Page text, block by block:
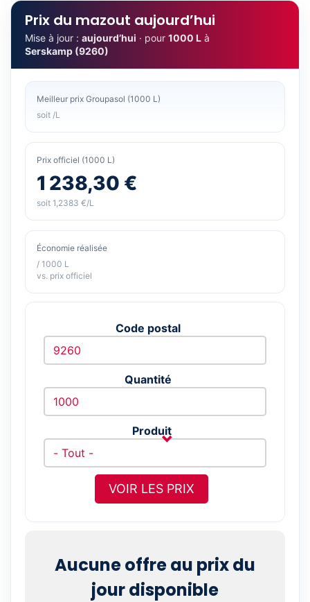
Prix du mazout aujourd’hui
Mise à jour : aujourd’hui · pour 1000 L à
Serskamp (9260)
Meilleur prix Groupasol (1000 L)
soit /L
Prix officiel (1000 L)
1 238,30 €
soit 1,2383 €/L
Économie réalisée
/ 1000 L
vs. prix officiel
Code postal
Quantité
Produit
VOIR LES PRIX
Aucune offre au prix du
jour disponible